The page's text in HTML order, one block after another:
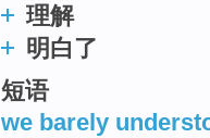
理解
明白了
短语
we barely